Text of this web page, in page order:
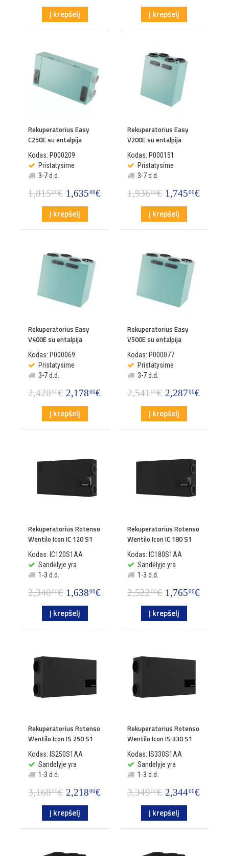
Į krepšelį Į krepšelį
Rekuperatorius Easy
C250E su entalpija
Kodas: P000209
Pristatysime
3-7 d.d.
1,81500€ 1,63500€
Į krepšelį
Rekuperatorius Easy
V200E su entalpija
Kodas: P000151
Pristatysime
3-7 d.d.
1,93600€ 1,74500€
Į krepšelį
Rekuperatorius Easy
V400E su entalpija
Kodas: P000069
Pristatysime
3-7 d.d.
2,42000€ 2,17800€
Į krepšelį
Rekuperatorius Easy
V500E su entalpija
Kodas: P000077
Pristatysime
3-7 d.d.
2,54100€ 2,28700€
Į krepšelį
Rekuperatorius Rotenso
Wentilo Icon IC 120 S1
Kodas: IC120S1AA
Sandėlyje yra
1-3 d.d.
2,34000€ 1,63800€
Į krepšelį
Rekuperatorius Rotenso
Wentilo Icon IC 180 S1
Kodas: IC180S1AA
Sandėlyje yra
1-3 d.d.
2,52200€ 1,76500€
Į krepšelį
Rekuperatorius Rotenso
Wentilo Icon IS 250 S1
Kodas: IS250S1AA
Sandėlyje yra
1-3 d.d.
3,16800€ 2,21800€
Į krepšelį
Rekuperatorius Rotenso
Wentilo Icon IS 330 S1
Kodas: IS330S1AA
Sandėlyje yra
1-3 d.d.
3,34900€ 2,34400€
Į krepšelį